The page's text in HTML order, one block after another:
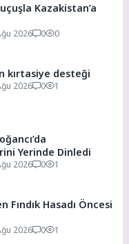
Kazakistan’a
2026 0 0
kırtasiye desteği
2026 0 1
Yerinde Dinledi
2026 0 1
Fındık Hasadı Öncesi
2026 0 1